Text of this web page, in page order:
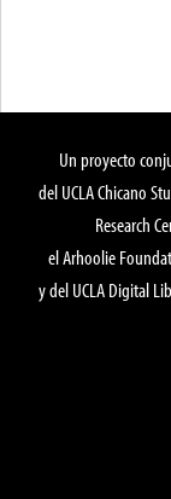
Un proyecto
del UCLA Chicano
Research
el Arhoolie
y del UCLA Digital